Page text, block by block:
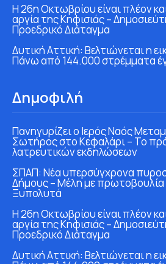
Η 26η Οκτωβρίου είναι πλέον
αργία της Κηφισιάς –
Προεδρικό Διάταγμα
Δυτική Αττική: Βελτιώνεται η
Πάνω από 144.000 στρέμματα
Δημοφιλή
Πανηγυρίζει ο Ιερός Ναός
Σωτήρος στο Κεφαλάρι – Το
λατρευτικών εκδηλώσεων
ΣΠΑΠ: Νέα υπερσύγχρονα
Δήμους – Μέλη με πρωτοβουλία
Ξυπολυτά
Η 26η Οκτωβρίου είναι πλέον
αργία της Κηφισιάς –
Προεδρικό Διάταγμα
Δυτική Αττική: Βελτιώνεται η